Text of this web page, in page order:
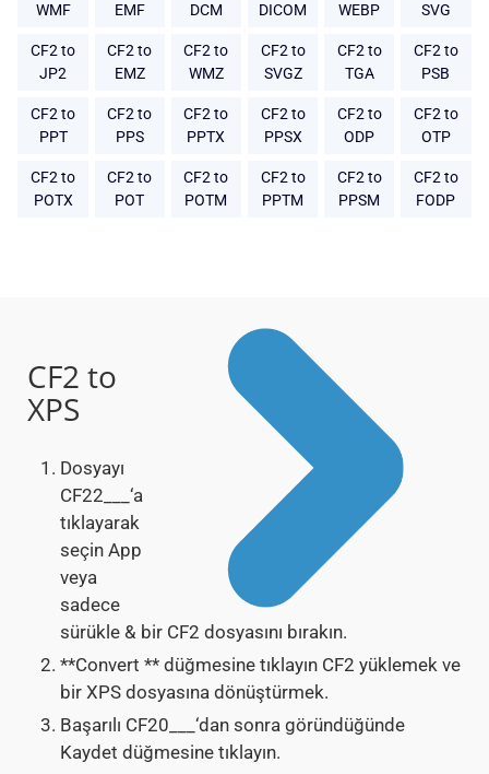
WMF
EMF
DCM
DICOM
WEBP
SVG
CF2 to
JP2
CF2 to
EMZ
CF2 to
WMZ
CF2 to
SVGZ
CF2 to
TGA
CF2 to
PSB
CF2 to
PPT
CF2 to
PPS
CF2 to
PPTX
CF2 to
PPSX
CF2 to
ODP
CF2 to
OTP
CF2 to
POTX
CF2 to
POT
CF2 to
POTM
CF2 to
PPTM
CF2 to
PPSM
CF2 to
FODP
CF2 to
XPS
Dosyayı
CF22___‘a
tıklayarak
seçin App
veya
sadece
sürükle & bir CF2 dosyasını bırakın.
**Convert ** düğmesine tıklayın CF2 yüklemek ve
bir XPS dosyasına dönüştürmek.
Başarılı CF20___‘dan sonra göründüğünde
Kaydet düğmesine tıklayın.